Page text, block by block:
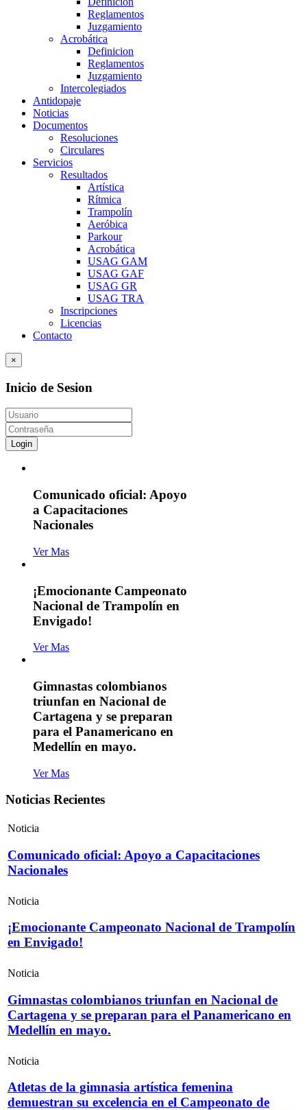
Reglamentos
Juzgamiento
Acrobática
Definicion
Reglamentos
Juzgamiento
Intercolegiados
Antidopaje
Noticias
Documentos
Resoluciones
Circulares
Servicios
Resultados
Artística
Rítmica
Trampolín
Aeróbica
Parkour
Acrobática
USAG GAM
USAG GAF
USAG GR
USAG TRA
Inscripciones
Licencias
Contacto
×
Inicio de Sesion
Login
Comunicado oficial: Apoyo
a Capacitaciones
Nacionales
Ver Mas
¡Emocionante Campeonato
Nacional de Trampolín en
Envigado!
Ver Mas
Gimnastas colombianos
triunfan en Nacional de
Cartagena y se preparan
para el Panamericano en
Medellín en mayo.
Ver Mas
Noticias Recientes
Noticia
Comunicado oficial: Apoyo a Capacitaciones
Nacionales
Noticia
¡Emocionante Campeonato Nacional de Trampolín
en Envigado!
Noticia
Gimnastas colombianos triunfan en Nacional de
Cartagena y se preparan para el Panamericano en
Medellín en mayo.
Noticia
Atletas de la gimnasia artística femenina
demuestran su excelencia en el Campeonato de